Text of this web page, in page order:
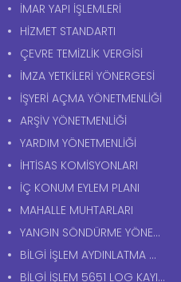
İMAR YAPI İŞLEMLERİ
HİZMET STANDARTI
ÇEVRE TEMİZLİK VERGİSİ
İMZA YETKİLERİ YÖNERGESİ
İŞYERİ AÇMA YÖNETMENLİĞİ
ARŞİV YÖNETMENLİĞİ
YARDIM YÖNETMENLİĞİ
İHTİSAS KOMİSYONLARI
İÇ KONUM EYLEM PLANI
MAHALLE MUHTARLARI
YANGIN SÖNDÜRME YÖNERGESİ
BİLGİ İŞLEM AYDINLATMA METNİ
BİLGİ İŞLEM 5651 LOG KAYITLARI AYDINLATMA METNİ